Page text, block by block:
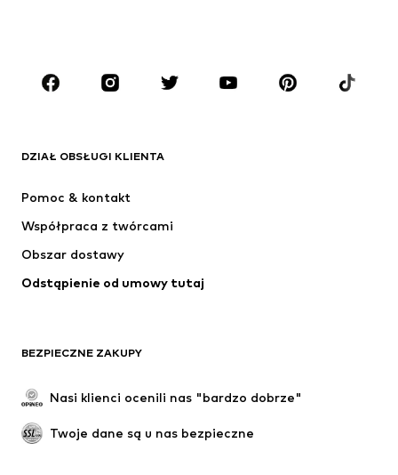
Akcesoria
Premium
Nowości
Kurtki
Bielizna
Płaszcze
Spódnice
Specjalne okazje
Ekskluzywne
DZIAŁ OBSŁUGI KLIENTA
Pomoc & kontakt
Współpraca z twórcami
Obszar dostawy
Odstąpienie od umowy tutaj
BEZPIECZNE ZAKUPY
Nasi klienci ocenili nas "bardzo dobrze"
Twoje dane są u nas bezpieczne